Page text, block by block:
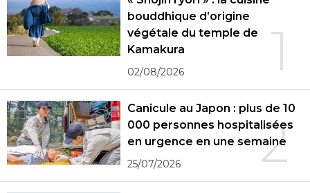
1
bouddhique d’origine
végétale du temple de
Kamakura
02/08/2026
2
Canicule au Japon : plus de 10
000 personnes hospitalisées
en urgence en une semaine
25/07/2026